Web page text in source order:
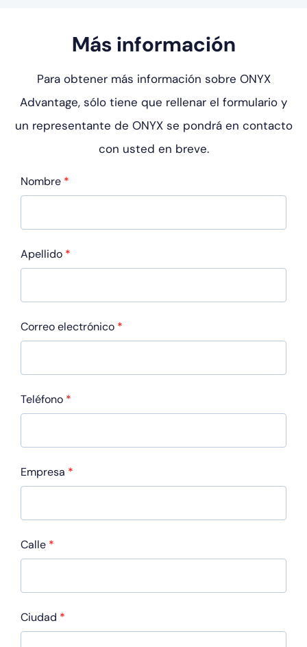
Más información
Para obtener más información sobre ONYX
Advantage, sólo tiene que rellenar el formulario y
un representante de ONYX se pondrá en contacto
con usted en breve.
Nombre *
Apellido *
Correo electrónico *
Teléfono *
Empresa *
Calle *
Ciudad *